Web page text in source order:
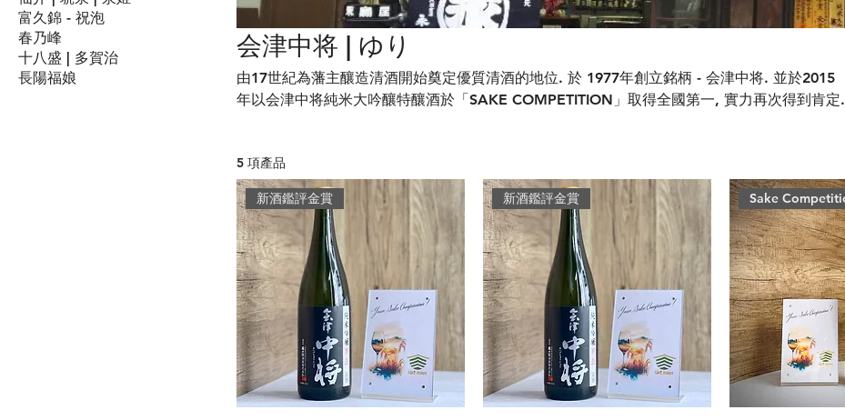
富久錦 - 祝泡
春乃峰
十八盛 | 多賀治
長陽福娘
会津中将 | ゆり
由17世紀為藩主釀造清酒開始奠定優質清酒的地位. 於 1977年創立銘柄 - 会津中将. 並於2015
年以会津中将純米大吟釀特釀酒於「SAKE COMPETITION」取得全國第一, 實力再次得到肯定.
5 項產品
新酒鑑評金賞 新酒鑑評金賞